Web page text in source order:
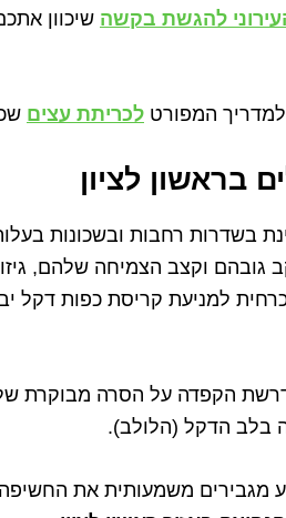
להגשת בקשה שיכוון
המפורט לכריתת עצים
בראשון לציון
בשדרות רחבות ובשכונות
גובהם וקצב הצמיחה שלהם,
למניעת קריסת כפות דקל
הקפדה על הסרה מבוקרת של
בלב הדקל (הלולב).
מגבירים משמעותית את